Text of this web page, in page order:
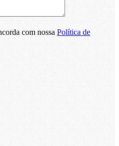
com nossa Política de